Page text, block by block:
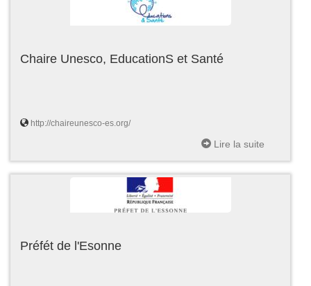
Chaire Unesco, EducationS et Santé
http://chaireunesco-es.org/
Lire la suite
Préfét de l'Esonne